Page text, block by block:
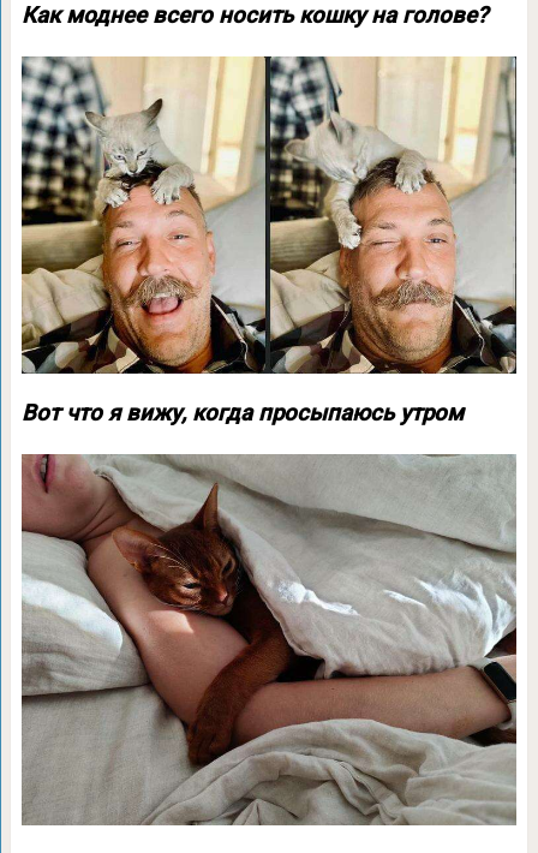
Как моднее всего носить кошку на голове?
Вот что я вижу, когда просыпаюсь утром